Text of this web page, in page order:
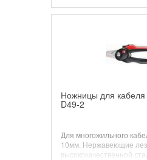
Ножницы для
D49-2
Для многожильного
10мм. Нержавеющие
высококачественной